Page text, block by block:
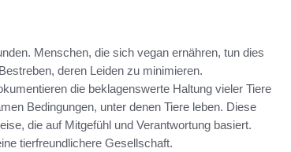
Menschen, die sich vegan ernähren, tun dies
deren Leiden zu minimieren.
die beklagenswerte Haltung vieler Tiere
Bedingungen, unter denen Tiere leben. Diese
die auf Mitgefühl und Verantwortung basiert.
tierfreundlichere Gesellschaft.